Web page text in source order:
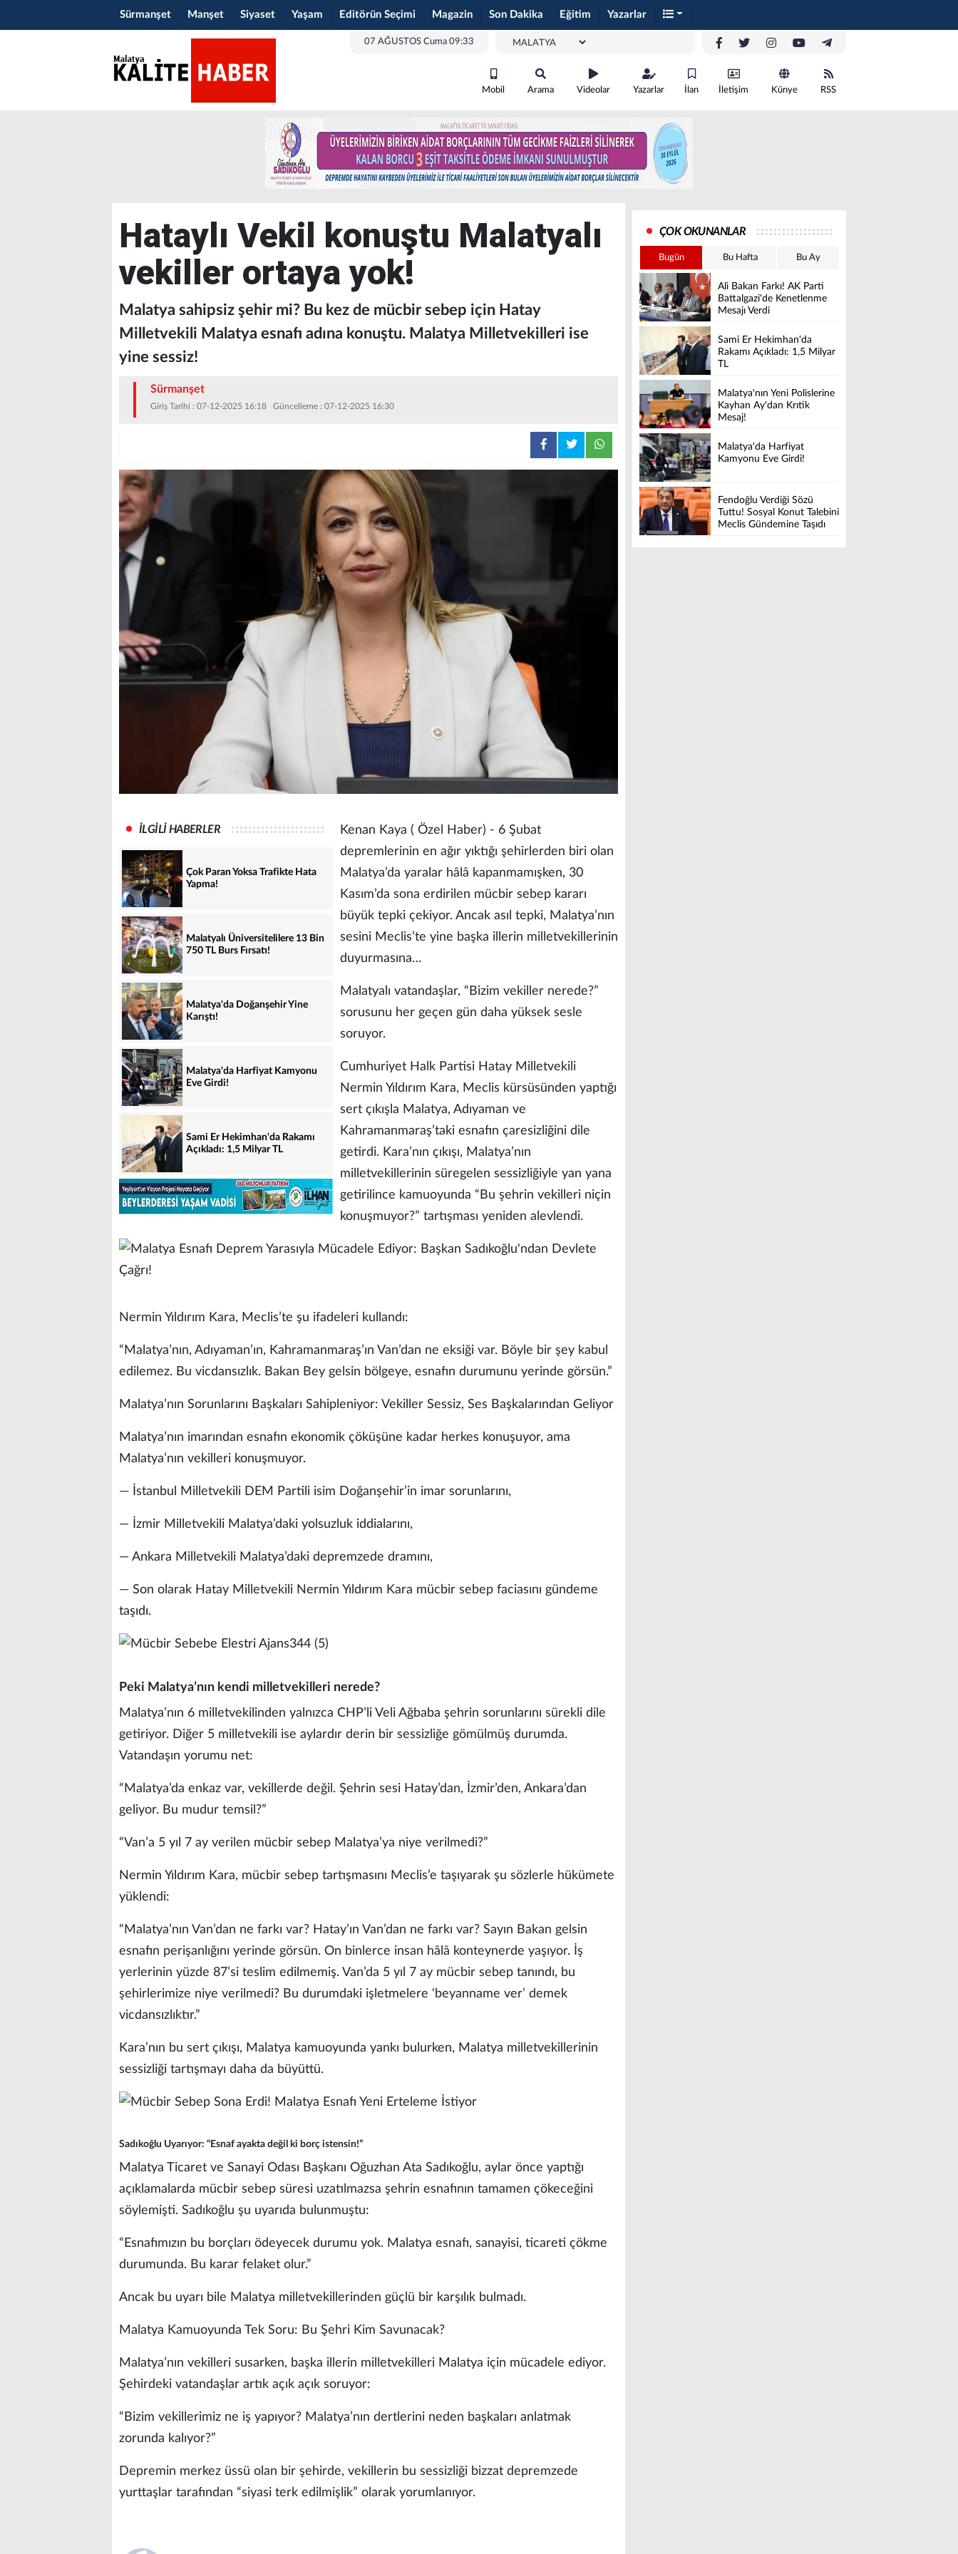
Sürmanşet Manşet Siyaset Yaşam Editörün Seçimi Magazin Son Dakika Eğitim Yazarlar
07 AĞUSTOS Cuma 09:33
Mobil Arama Videolar Yazarlar İlan İletişim Künye RSS
Hataylı Vekil konuştu Malatyalı
vekiller ortaya yok!
Malatya sahipsiz şehir mi? Bu kez de mücbir sebep için Hatay
Milletvekili Malatya esnafı adına konuştu. Malatya Milletvekilleri ise
yine sessiz!
Sürmanşet
Giriş Tarihi : 07-12-2025 16:18 Güncelleme : 07-12-2025 16:30
İLGİLİ HABERLER
Çok Paran Yoksa Trafikte Hata
Yapma!
Malatyalı Üniversitelilere 13 Bin
750 TL Burs Fırsatı!
Malatya'da Doğanşehir Yine
Karıştı!
Malatya'da Harfiyat Kamyonu
Eve Girdi!
Sami Er Hekimhan'da Rakamı
Açıkladı: 1,5 Milyar TL
Kenan Kaya ( Özel Haber) - 6 Şubat
depremlerinin en ağır yıktığı şehirlerden biri olan
Malatya’da yaralar hâlâ kapanmamışken, 30
Kasım’da sona erdirilen mücbir sebep kararı
büyük tepki çekiyor. Ancak asıl tepki, Malatya’nın
sesini Meclis’te yine başka illerin milletvekillerinin
duyurmasına…
Malatyalı vatandaşlar, “Bizim vekiller nerede?”
sorusunu her geçen gün daha yüksek sesle
soruyor.
Cumhuriyet Halk Partisi Hatay Milletvekili
Nermin Yıldırım Kara, Meclis kürsüsünden yaptığı
sert çıkışla Malatya, Adıyaman ve
Kahramanmaraş’taki esnafın çaresizliğini dile
getirdi. Kara’nın çıkışı, Malatya’nın
milletvekillerinin süregelen sessizliğiyle yan yana
getirilince kamuoyunda “Bu şehrin vekilleri niçin
konuşmuyor?” tartışması yeniden alevlendi.
Nermin Yıldırım Kara, Meclis’te şu ifadeleri kullandı:
“Malatya’nın, Adıyaman’ın, Kahramanmaraş’ın Van’dan ne eksiği var. Böyle bir şey kabul
edilemez. Bu vicdansızlık. Bakan Bey gelsin bölgeye, esnafın durumunu yerinde görsün.”
Malatya’nın Sorunlarını Başkaları Sahipleniyor: Vekiller Sessiz, Ses Başkalarından Geliyor
Malatya’nın imarından esnafın ekonomik çöküşüne kadar herkes konuşuyor, ama
Malatya’nın vekilleri konuşmuyor.
— İstanbul Milletvekili DEM Partili isim Doğanşehir’in imar sorunlarını,
— İzmir Milletvekili Malatya’daki yolsuzluk iddialarını,
— Ankara Milletvekili Malatya’daki depremzede dramını,
— Son olarak Hatay Milletvekili Nermin Yıldırım Kara mücbir sebep faciasını gündeme
taşıdı.
Peki Malatya’nın kendi milletvekilleri nerede?
Malatya’nın 6 milletvekilinden yalnızca CHP’li Veli Ağbaba şehrin sorunlarını sürekli dile
getiriyor. Diğer 5 milletvekili ise aylardır derin bir sessizliğe gömülmüş durumda.
Vatandaşın yorumu net:
“Malatya’da enkaz var, vekillerde değil. Şehrin sesi Hatay’dan, İzmir’den, Ankara’dan
geliyor. Bu mudur temsil?”
“Van’a 5 yıl 7 ay verilen mücbir sebep Malatya’ya niye verilmedi?”
Nermin Yıldırım Kara, mücbir sebep tartışmasını Meclis’e taşıyarak şu sözlerle hükümete
yüklendi:
“Malatya’nın Van’dan ne farkı var? Hatay’ın Van’dan ne farkı var? Sayın Bakan gelsin
esnafın perişanlığını yerinde görsün. On binlerce insan hâlâ konteynerde yaşıyor. İş
yerlerinin yüzde 87’si teslim edilmemiş. Van’da 5 yıl 7 ay mücbir sebep tanındı, bu
şehirlerimize niye verilmedi? Bu durumdaki işletmelere ‘beyanname ver’ demek
vicdansızlıktır.”
Kara’nın bu sert çıkışı, Malatya kamuoyunda yankı bulurken, Malatya milletvekillerinin
sessizliği tartışmayı daha da büyüttü.
Sadıkoğlu Uyarıyor: “Esnaf ayakta değil ki borç istensin!”
Malatya Ticaret ve Sanayi Odası Başkanı Oğuzhan Ata Sadıkoğlu, aylar önce yaptığı
açıklamalarda mücbir sebep süresi uzatılmazsa şehrin esnafının tamamen çökeceğini
söylemişti. Sadıkoğlu şu uyarıda bulunmuştu:
“Esnafımızın bu borçları ödeyecek durumu yok. Malatya esnafı, sanayisi, ticareti çökme
durumunda. Bu karar felaket olur.”
Ancak bu uyarı bile Malatya milletvekillerinden güçlü bir karşılık bulmadı.
Malatya Kamuoyunda Tek Soru: Bu Şehri Kim Savunacak?
Malatya’nın vekilleri susarken, başka illerin milletvekilleri Malatya için mücadele ediyor.
Şehirdeki vatandaşlar artık açık açık soruyor:
“Bizim vekillerimiz ne iş yapıyor? Malatya’nın dertlerini neden başkaları anlatmak
zorunda kalıyor?”
Depremin merkez üssü olan bir şehirde, vekillerin bu sessizliği bizzat depremzede
yurttaşlar tarafından “siyasi terk edilmişlik” olarak yorumlanıyor.
ÇOK OKUNANLAR
Bugün Bu Hafta Bu Ay
Ali Bakan Farkı! AK Parti
Battalgazi'de Kenetlenme
Mesajı Verdi
Sami Er Hekimhan'da
Rakamı Açıkladı: 1,5 Milyar
TL
Malatya'nın Yeni Polislerine
Kayhan Ay'dan Krıtik
Mesaj!
Malatya'da Harfiyat
Kamyonu Eve Girdi!
Fendoğlu Verdiği Sözü
Tuttu! Sosyal Konut Talebini
Meclis Gündemine Taşıdı